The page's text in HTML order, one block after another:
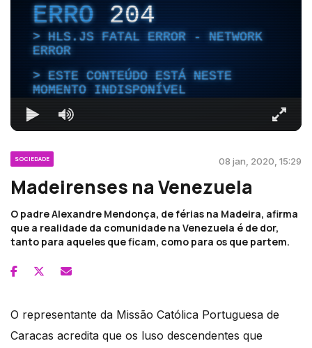
ERRO204
HLS.JS FATAL ERROR - NETWORK
ERROR
ESTE CONTEÚDO ESTÁ NESTE
MOMENTO INDISPONÍVEL
SOCIEDADE 08 jan, 2020, 15:29
Madeirenses na Venezuela
O padre Alexandre Mendonça, de férias na Madeira, afirma
que a realidade da comunidade na Venezuela é de dor,
tanto para aqueles que ficam, como para os que partem.
O representante da Missão Católica Portuguesa de
Caracas acredita que os luso descendentes que